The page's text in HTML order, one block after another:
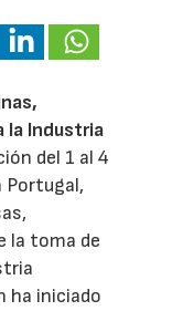
la Industria
del 1 al 4
Portugal,
la toma de
ha iniciado